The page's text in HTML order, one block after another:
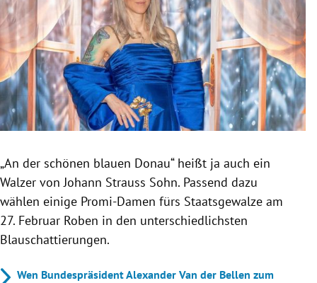
Untermenü
Untermenü
Untermenü
Untermenü
Untermenü
„An der schönen blauen Donau“ heißt ja auch ein
Walzer von Johann Strauss Sohn. Passend dazu
wählen einige Promi-Damen fürs Staatsgewalze am
27. Februar Roben in den unterschiedlichsten
Blauschattierungen.
Wen Bundespräsident Alexander Van der Bellen zum